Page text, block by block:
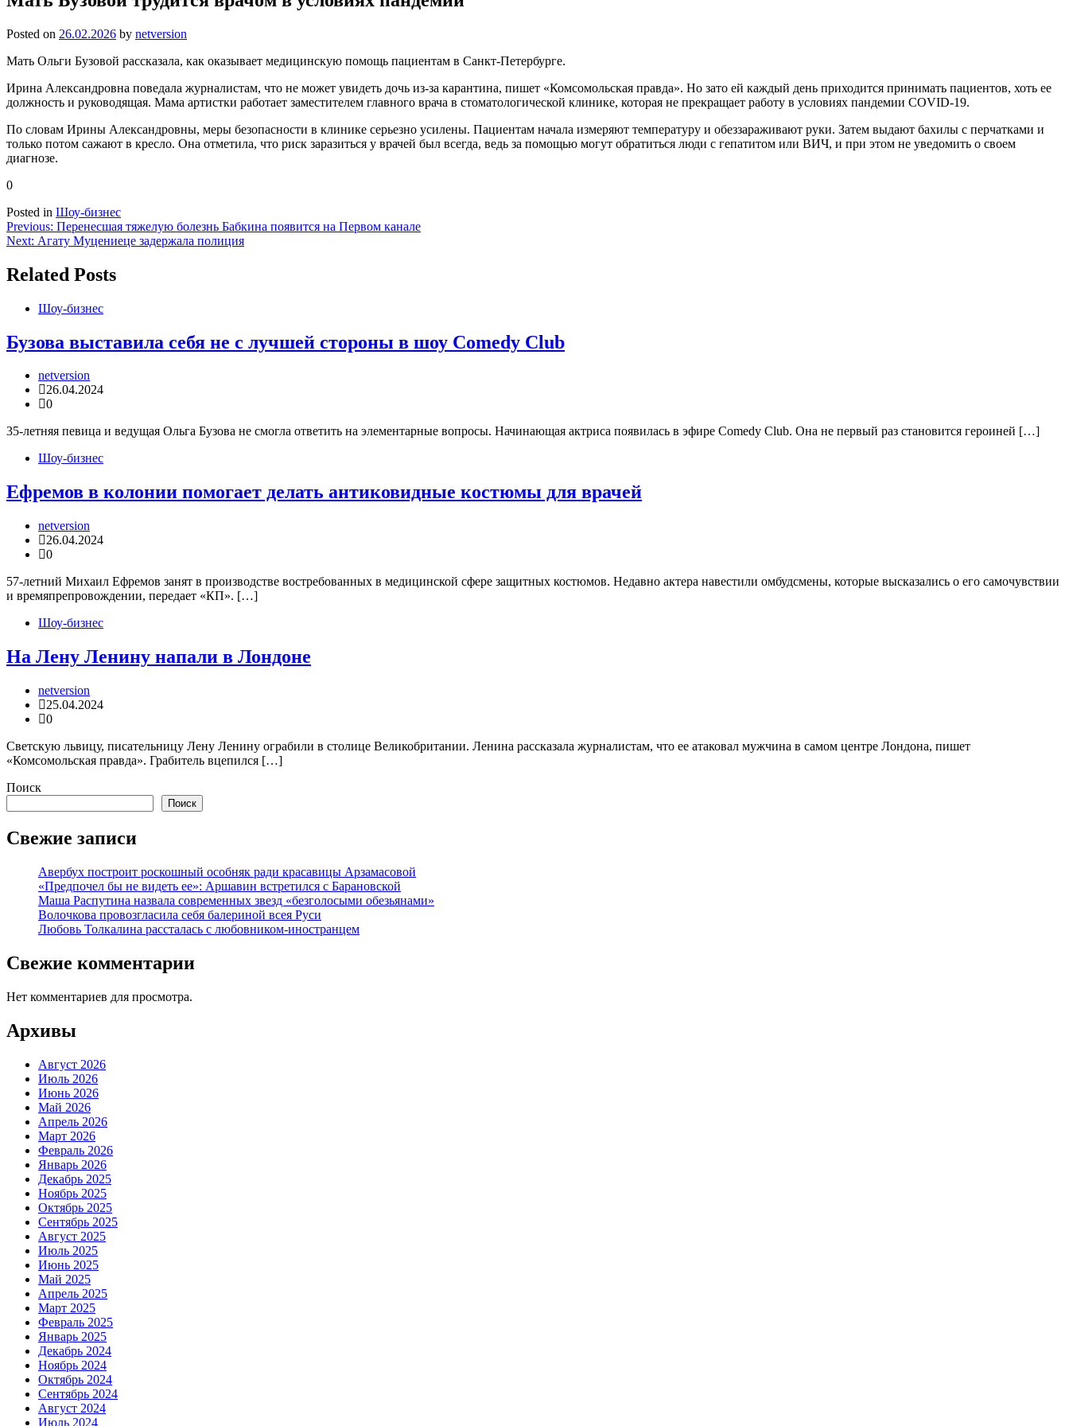
Posted on 26.02.2026 by netversion
Мать Ольги Бузовой рассказала, как оказывает медицинскую помощь пациентам в Санкт-Петербурге.
Ирина Александровна поведала журналистам, что не может увидеть дочь из-за карантина, пишет «Комсомольская правда». Но зато ей каждый день приходится принимать пациентов, хоть ее
должность и руководящая. Мама артистки работает заместителем главного врача в стоматологической клинике, которая не прекращает работу в условиях пандемии COVID-19.
По словам Ирины Александровны, меры безопасности в клинике серьезно усилены. Пациентам начала измеряют температуру и обеззараживают руки. Затем выдают бахилы с перчатками и
только потом сажают в кресло. Она отметила, что риск заразиться у врачей был всегда, ведь за помощью могут обратиться люди с гепатитом или ВИЧ, и при этом не уведомить о своем
диагнозе.
0
Posted in Шоу-бизнес
Навигация
по
записям
Previous: Перенесшая тяжелую болезнь Бабкина появится на Первом канале
Next: Агату Муцениеце задержала полиция
Related Posts
Шоу-бизнес
Бузова выставила себя не с лучшей стороны в шоу Comedy Club
netversion
26.04.2024
0
35-летняя певица и ведущая Ольга Бузова не смогла ответить на элементарные вопросы. Начинающая актриса появилась в эфире Comedy Club. Она не первый раз становится героиней […]
Шоу-бизнес
Ефремов в колонии помогает делать антиковидные костюмы для врачей
netversion
26.04.2024
0
57-летний Михаил Ефремов занят в производстве востребованных в медицинской сфере защитных костюмов. Недавно актера навестили омбудсмены, которые высказались о его самочувствии
и времяпрепровождении, передает «КП». […]
Шоу-бизнес
На Лену Ленину напали в Лондоне
netversion
25.04.2024
0
Светскую львицу, писательницу Лену Ленину ограбили в столице Великобритании. Ленина рассказала журналистам, что ее атаковал мужчина в самом центре Лондона, пишет
«Комсомольская правда». Грабитель вцепился […]
Поиск
Поиск
Свежие записи
Авербух построит роскошный особняк ради красавицы Арзамасовой
«Предпочел бы не видеть ее»: Аршавин встретился с Барановской
Маша Распутина назвала современных звезд «безголосыми обезьянами»
Волочкова провозгласила себя балериной всея Руси
Любовь Толкалина рассталась с любовником-иностранцем
Свежие комментарии
Нет комментариев для просмотра.
Архивы
Август 2026
Июль 2026
Июнь 2026
Май 2026
Апрель 2026
Март 2026
Февраль 2026
Январь 2026
Декабрь 2025
Ноябрь 2025
Октябрь 2025
Сентябрь 2025
Август 2025
Июль 2025
Июнь 2025
Май 2025
Апрель 2025
Март 2025
Февраль 2025
Январь 2025
Декабрь 2024
Ноябрь 2024
Октябрь 2024
Сентябрь 2024
Август 2024
Июль 2024